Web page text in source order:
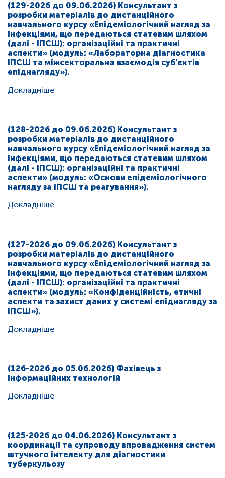
(129-2026 до 09.06.2026) Консультант з
розробки матеріалів до дистанційного
навчального курсу «Епідеміологічний нагляд за
інфекціями, що передаються статевим шляхом
(далі - ІПСШ): організаційні та практичні
аспекти» (модуль: «Лабораторна діагностика
ІПСШ та міжсекторальна взаємодія суб’єктів
епіднагляду»).
Докладніше
(128-2026 до 09.06.2026) Консультант з
розробки матеріалів до дистанційного
навчального курсу «Епідеміологічний нагляд за
інфекціями, що передаються статевим шляхом
(далі - ІПСШ): організаційні та практичні
аспекти» (модуль: «Основи епідеміологічного
нагляду за ІПСШ та реагування»).
Докладніше
(127-2026 до 09.06.2026) Консультант з
розробки матеріалів до дистанційного
навчального курсу «Епідеміологічний нагляд за
інфекціями, що передаються статевим шляхом
(далі - ІПСШ): організаційні та практичні
аспекти» (модуль: «Конфіденційність, етичні
аспекти та захист даних у системі епіднагляду за
ІПСШ»).
Докладніше
(126-2026 до 05.06.2026) Фахівець з
інформаційних технологій
Докладніше
(125-2026 до 04.06.2026) Консультант з
координації та супроводу впровадження систем
штучного інтелекту для діагностики
туберкульозу